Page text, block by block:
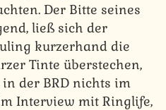
Der Bitte seines
ließ sich der
kurzerhand die
Tinte überstechen,
der BRD nichts im
Interview mit Ringlife,